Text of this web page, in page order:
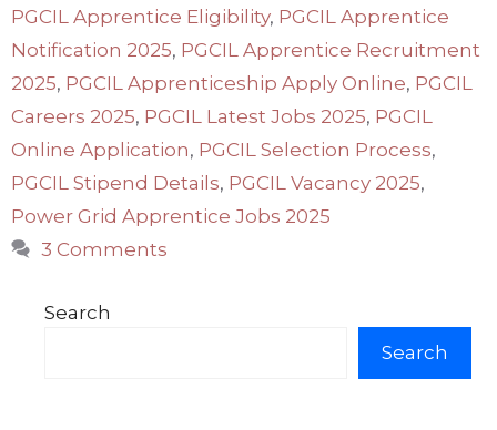
PGCIL Apprentice Eligibility, PGCIL Apprentice
Notification 2025, PGCIL Apprentice Recruitment
2025, PGCIL Apprenticeship Apply Online, PGCIL
Careers 2025, PGCIL Latest Jobs 2025, PGCIL
Online Application, PGCIL Selection Process,
PGCIL Stipend Details, PGCIL Vacancy 2025,
Power Grid Apprentice Jobs 2025
3 Comments
Search
Search